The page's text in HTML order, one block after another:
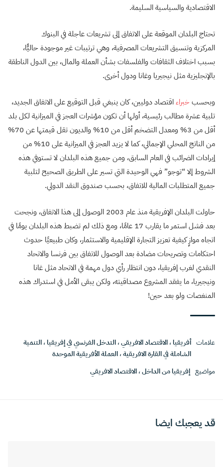
الاقتصادية والسياسية السليمة.
تحتاج البلدان الموقعة على الاتفاق إلى تشريعات عاجلة في البنوك
المركزية وتنسيق التشريعات المصرفية، وهي ترتيبات غير موجودة حاليًّا،
بسبب اختلاف الثقافات والفلسفات بشأن العملة والمال، بين الدول الناطقة
بالإنجليزية مثل نيجيريا وغانا ودول أخرى.
وبحسبخبراءاقتصاد دوليين، كان ينبغي قبل التوقيع على الاتفاق الجديد،
تلبية عشرة مطالب رئيسية، أولها أن تكون مؤشرات العجز في الميزانية لكل بلد
أقل من 3% ومعدل التضخم أقل من 10% والديون تقل قيمتها عن 70%
من الناتج المحلي الإجمالي، كما لا يزيد العجز في الميزانية على 10% من
إيرادات الضرائب في العام السابق، ومن جميع هذه البلدان لا تستوفي هذه
الشروط إلا “توجو” فهي الوحيدة التي تسير على الطريق الصحيح لتلبية
جميع المتطلبات المالية للاتفاق، بحسب صندوق النقد الدولي.
حاولت البلدان الإفريقية منذ عام 2003 الوصول إلى هذا الاتفاق، ونجحت
بعد فشل استمر ما يقارب 17 عامًا، ومع ذلك لم تضبط هذه البلدان يومًا في
اتجاه موازٍ كيفية تعزيز التجارة الإقليمية والاستثمار، وكان طبيعيًا حدوث
احتكامات وتصريحات مضادة بعد الوصول للاتفاق بين فرنسا والاتحاد
النقدي لغرب إفريقيا، دون انتظار رأي دول مهمة في الاتحاد مثل غانا
ونيجيريا، ما يفقد المشروع مصداقيته، ولكن يبقى الأمل في استدراك هذه
المنغصات ولو بعد حين!
علامات أفريقيا،الاقتصاد الافريقي،التدخل الفرنسي في إفريقيا،التنمية
الشاملة في القارة الافريقية،العملة الأفريقية الموحدة
مواضيع إفريقيا من الداخل،الاقتصاد الافريقي
قد يعجبك ايضا